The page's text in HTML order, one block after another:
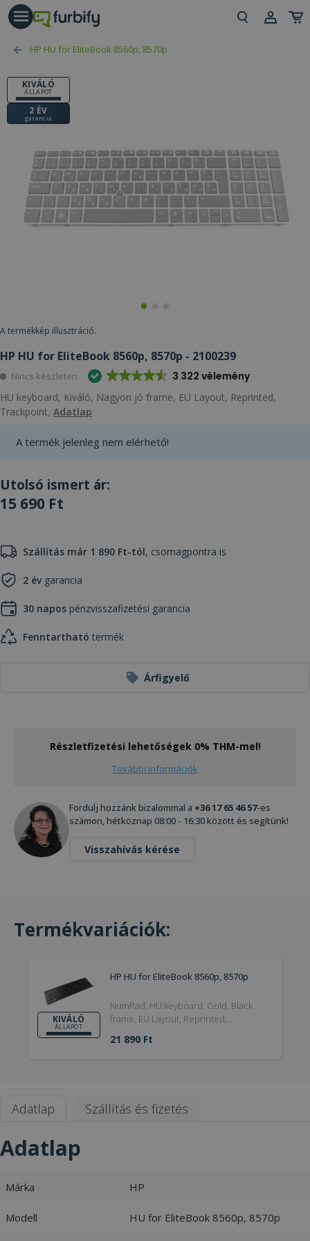
HP HU for EliteBook 8560p, 8570p
KIVÁLÓ
ÁLLAPOT
2 ÉV
garancia
A termékkép illusztráció.
HP HU for EliteBook 8560p, 8570p - 2100239
Nincs készleten 3 322 vélemény
HU keyboard, Kiváló, Nagyon jó frame, EU Layout, Reprinted,
Trackpoint, Adatlap
A termék jelenleg nem elérhető!
Utolsó ismert ár:
15 690 Ft
Szállítás már 1 890 Ft-tól, csomagpontra is
2 évgarancia
30 napos pénzvisszafizetési garancia
Fenntartható termék
Árfigyelő
Részletfizetési lehetőségek 0% THM-mel!
További információk
Fordulj hozzánk bizalommal a +36 17 65 46 57-es
számon, hétköznap 08:00 - 16:30 között és segítünk!
Visszahívás kérése
Termékvariációk:
KIVÁLÓ
ÁLLAPOT
HP HU for EliteBook 8560p, 8570p
NumPad, HU keyboard, Gold, Black
frame, EU Layout, Reprinted,
21 890 Ft
Adatlap Szállítás és fizetés
Adatlap
Márka HP
Modell HU for EliteBook 8560p, 8570p
gomb